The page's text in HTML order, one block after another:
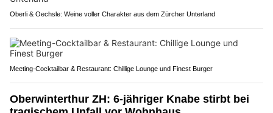
Oberli & Oechsle: Weine voller Charakter aus dem Zürcher Unterland
Meeting-Cocktailbar & Restaurant: Chillige Lounge und Finest Burger
Oberwinterthur ZH: 6-jähriger Knabe stirbt bei